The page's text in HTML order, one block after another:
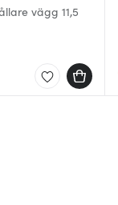
vägg 11,5